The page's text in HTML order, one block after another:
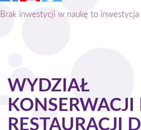
Brak inwestycji w naukę to
WYDZIAŁ
KONSERWACJI I
RESTAURACJI